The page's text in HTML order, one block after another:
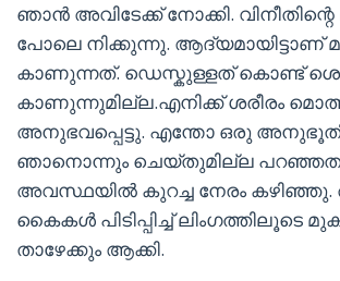
ഞാൻ അവിടേക്ക് നോക്കി. വിനീതിന്റെ
പോലെ നിക്കുന്നു. ആദ്യമായിട്ടാണ്
കാണുന്നത്. ഡെസ്കുള്ളത് കൊണ്ട്
കാണുന്നുമില്ല.എനിക്ക് ശരീരം
അനുഭവപ്പെട്ടു. എന്തോ ഒരു
ഞാനൊന്നും ചെയ്തുമില്ല
അവസ്ഥയിൽ കുറച്ച നേരം
കൈകൾ പിടിപ്പിച്ച് ലിംഗത്തിലൂടെ
താഴേക്കും ആക്കി.